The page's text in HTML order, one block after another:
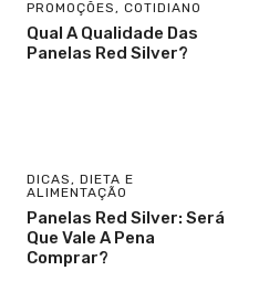
PROMOÇÕES, COTIDIANO
Qual A Qualidade Das
Panelas Red Silver?
DICAS, DIETA E
ALIMENTAÇÃO
Panelas Red Silver: Será
Que Vale A Pena
Comprar?